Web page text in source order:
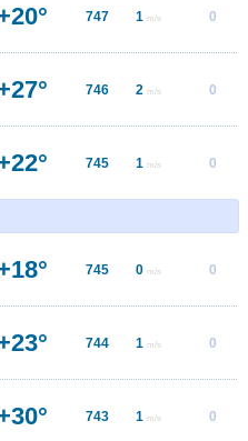
747 1 m/s 0
746 2 m/s 0
745 1 m/s 0
745 0 m/s 0
744 1 m/s 0
743 1 m/s 0